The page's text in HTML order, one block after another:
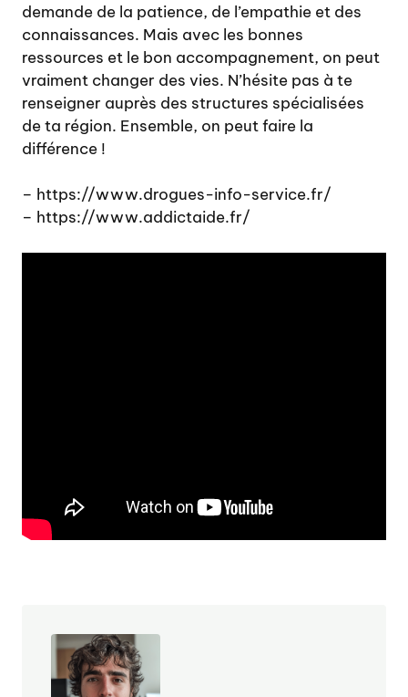
demande de la patience, de l’empathie et des
connaissances. Mais avec les bonnes
ressources et le bon accompagnement, on peut
vraiment changer des vies. N’hésite pas à te
renseigner auprès des structures spécialisées
de ta région. Ensemble, on peut faire la
différence !
– https://www.drogues-info-service.fr/
– https://www.addictaide.fr/